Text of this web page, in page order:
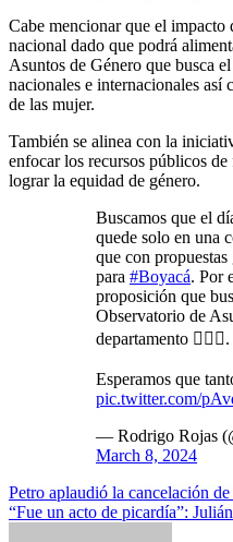
Cabe mencionar que el impacto
nacional dado que podrá
Asuntos de Género que busca
nacionales e internacionales así
de las mujer.
También se alinea con la
enfocar los recursos públicos
lograr la equidad de género.
Buscamos que el
quede solo en una
que con
para #Boyacá. Por
proposición que
Observatorio de
departamento 🙋🏻‍♀️.
Esperamos que
pic.twitter.com/
— Rodrigo Rojas
March 8, 2024
Navegación
de
Petro aplaudió la cancelación
“Fue un acto de picardía”: